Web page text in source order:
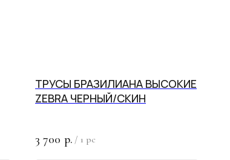
ТРУСЫ БРАЗИЛИАНА ВЫСОКИЕ
ZEBRA ЧЕРНЫЙ/СКИН
3 700 р. / 1 pc